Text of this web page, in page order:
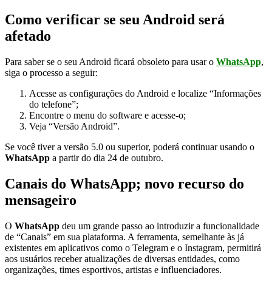
Como verificar se seu Android será
afetado
Para saber se o seu Android ficará obsoleto para usar o WhatsApp,
siga o processo a seguir:
Acesse as configurações do Android e localize “Informações
do telefone”;
Encontre o menu do software e acesse-o;
Veja “Versão Android”.
Se você tiver a versão 5.0 ou superior, poderá continuar usando o
WhatsApp a partir do dia 24 de outubro.
Canais do WhatsApp; novo recurso do
mensageiro
O WhatsApp deu um grande passo ao introduzir a funcionalidade
de “Canais” em sua plataforma. A ferramenta, semelhante às já
existentes em aplicativos como o Telegram e o Instagram, permitirá
aos usuários receber atualizações de diversas entidades, como
organizações, times esportivos, artistas e influenciadores.